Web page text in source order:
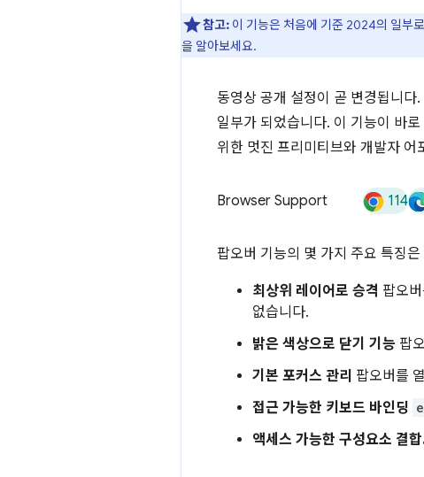
참고: 이 기능은 처음에 기준 2024의 일부
을 알아보세요.
동영상 공개 설정이 곧 변경됩니
일부가 되었습니다. 이 기능이 바로
위한 멋진 프리미티브와 개발자 어
Browser Support 114
팝오버 기능의 몇 가지 주요 특징
최상위 레이어로 승격 팝오
없습니다.
밝은 색상으로 닫기 기능 팝
기본 포커스 관리 팝오버를
접근 가능한 키보드 바인딩
액세스 가능한 구성요소 결